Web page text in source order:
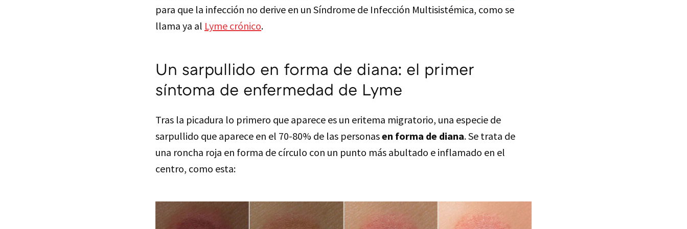
para que la infección no derive en un Síndrome de Infección Multisistémica, como se
llama ya al Lyme crónico.
Un sarpullido en forma de diana: el primer
síntoma de enfermedad de Lyme
Tras la picadura lo primero que aparece es un eritema migratorio, una especie de
sarpullido que aparece en el 70-80% de las personasen forma de diana. Se trata de
una roncha roja en forma de círculo con un punto más abultado e inflamado en el
centro, como esta: